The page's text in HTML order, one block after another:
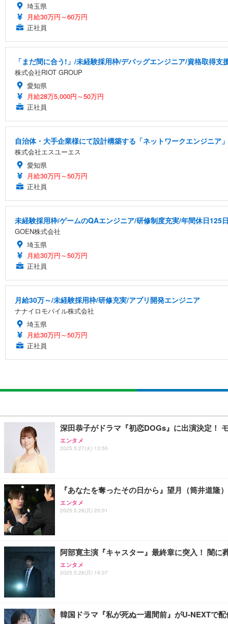
埼玉県
月給30万円～60万円
正社員
「まだ間に合う!」/未経験採用枠/デバッグエンジニア/資格取得支
株式会社RIOT GROUP
愛知県
月給28万5,000円～50万円
正社員
自治体・大手企業様にて設計構築する「ネットワークエンジニア」
株式会社エスユーエス
愛知県
月給30万円～50万円
正社員
未経験採用枠/ゲームのQAエンジニア/研修制度充実/年間休日125
GOEN株式会社
埼玉県
月給30万円～50万円
正社員
月給30万～/未経験採用枠/研修充実/アプリ開発エンジニア
ナナイロモバイル株式会社
埼玉県
月給30万円～50万円
正社員
深田恭子がドラマ『初恋DOGs』に出演決定！
エンタメ
2025.5.27(火) 13:50
『あなたを奪ったその日から』望月（筒井道
エンタメ
2025.5.26(月) 20:01
阿部寛主演『キャスター』最終章に突入！ 闇に
エンタメ
2025.5.26(月) 19:07
韓国ドラマ『私が死ぬ一週間前』がU-NEXTで